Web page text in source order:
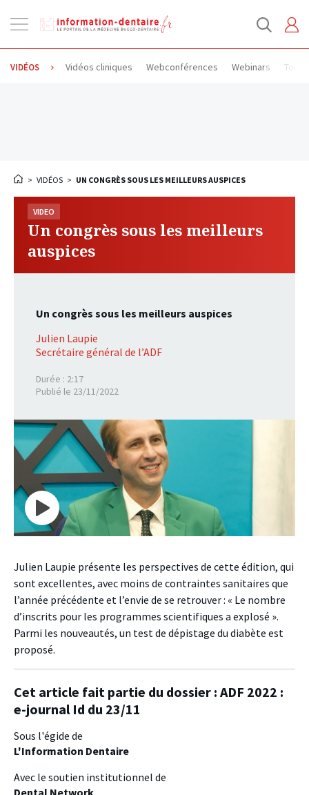
la
navigation
VIDÉOS Vidéos cliniques Webconférences Webinars
> VIDÉOS > UN CONGRÈS SOUS LES MEILLEURS AUSPICES
VIDEO
Un congrès sous les meilleurs
auspices
Un congrès sous les meilleurs auspices
Julien Laupie
Secrétaire général de l’ADF
Durée : 2:17
Publié le 23/11/2022
Julien Laupie présente les perspectives de cette édition, qui
sont excellentes, avec moins de contraintes sanitaires que
l’année précédente et l’envie de se retrouver : « Le nombre
d’inscrits pour les programmes scientifiques a explosé ».
Parmi les nouveautés, un test de dépistage du diabète est
proposé.
Cet article fait partie du dossier : ADF 2022 :
e-journal Id du 23/11
Sous l'égide de
L'Information Dentaire
Avec le soutien institutionnel de
Dental Network